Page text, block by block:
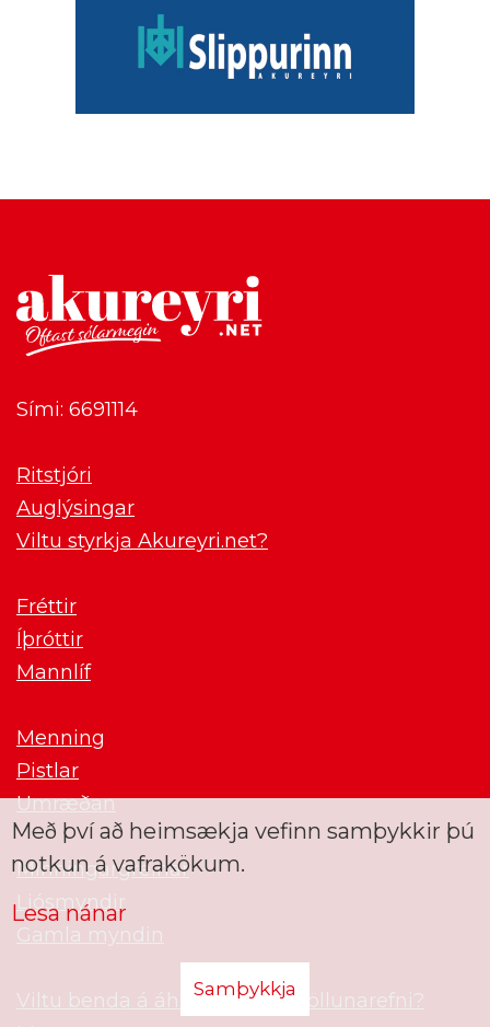
Sími: 6691114
Ritstjóri
Auglýsingar
Viltu styrkja Akureyri.net?
Fréttir
Íþróttir
Mannlíf
Menning
Pistlar
Umræðan
Minningargreinar
Ljósmyndir
Gamla myndin
Viltu benda á áhugavert umfjöllunarefni?
Með því að heimsækja vefinn samþykkir þú
notkun á vafrakökum.
Lesa nánar
Samþykkja